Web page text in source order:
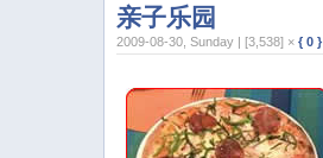
亲子乐园
2009-08-30, Sunday | [3,538] ×{ 0 }